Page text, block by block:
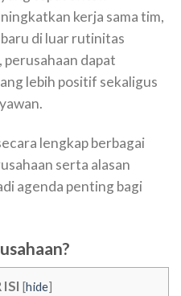
kerja sama tim,
di luar rutinitas
dapat
lebih positif sekaligus
lengkap berbagai
serta alasan
agenda penting bagi
ISI [hide]